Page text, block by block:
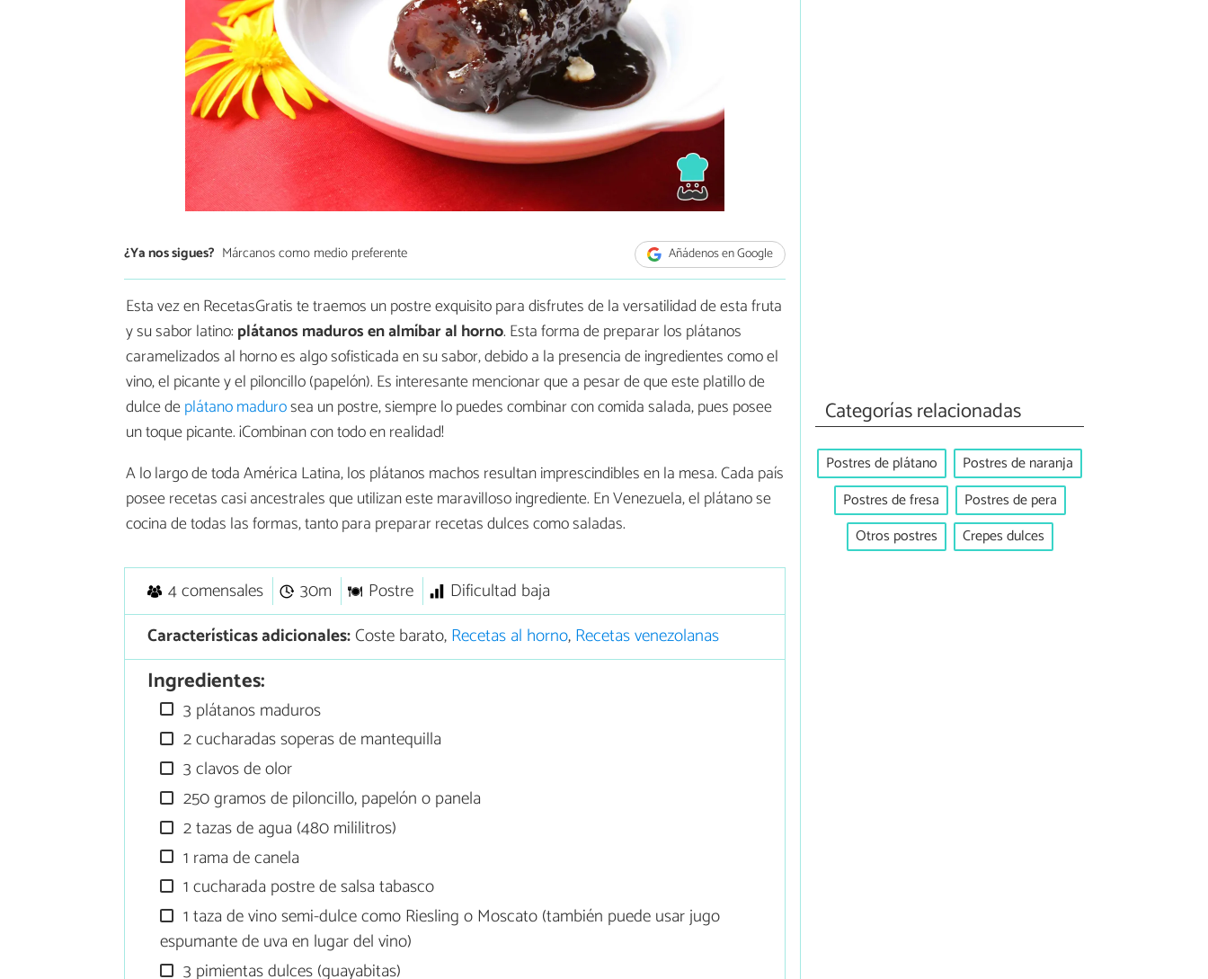
¿Ya nos sigues? Márcanos como medio preferente Añádenos en Google
Esta vez en RecetasGratis te traemos un postre exquisito para disfrutes de la versatilidad de esta fruta
y su sabor latino:plátanos maduros en almíbar al horno. Esta forma de preparar los plátanos
caramelizados al horno es algo sofisticada en su sabor, debido a la presencia de ingredientes como el
vino, el picante y el piloncillo (papelón). Es interesante mencionar que a pesar de que este platillo de
dulce deplátano madurosea un postre, siempre lo puedes combinar con comida salada, pues posee
un toque picante. ¡Combinan con todo en realidad!
A lo largo de toda América Latina, los plátanos machos resultan imprescindibles en la mesa. Cada país
posee recetas casi ancestrales que utilizan este maravilloso ingrediente. En Venezuela, el plátano se
cocina de todas las formas, tanto para preparar recetas dulces como saladas.
4 comensales 30m Postre
Dificultad baja
Características adicionales:Coste barato,Recetas al horno,Recetas venezolanas
Ingredientes:
3 plátanos maduros
2 cucharadas soperas de mantequilla
3 clavos de olor
250 gramos de piloncillo, papelón o panela
2 tazas de agua (480 mililitros)
1 rama de canela
1 cucharada postre de salsa tabasco
1 taza de vino semi-dulce como Riesling o Moscato (también puede usar jugo
espumante de uva en lugar del vino)
3 pimientas dulces (guayabitas)
Categorías relacionadas
Postres de plátano
Postres de naranja
Postres de fresa
Postres de pera
Otros postres
Crepes dulces